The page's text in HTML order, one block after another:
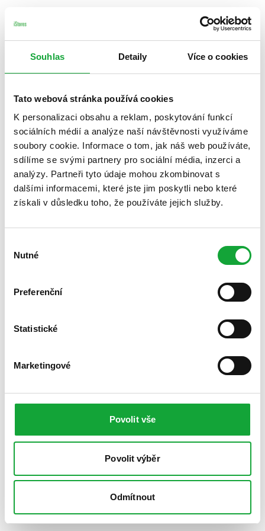
Souhlas Detaily Více o cookies
Tato webová stránka používá cookies
K personalizaci obsahu a reklam, poskytování funkcí
sociálních médií a analýze naší návštěvnosti využíváme
soubory cookie. Informace o tom, jak náš web používáte,
sdílíme se svými partnery pro sociální média, inzerci a
analýzy. Partneři tyto údaje mohou zkombinovat s
dalšími informacemi, které jste jim poskytli nebo které
získali v důsledku toho, že používáte jejich služby.
souhlasu
Nutné
Preferenční
Statistické
Marketingové
Povolit vše
Povolit výběr
Odmítnout